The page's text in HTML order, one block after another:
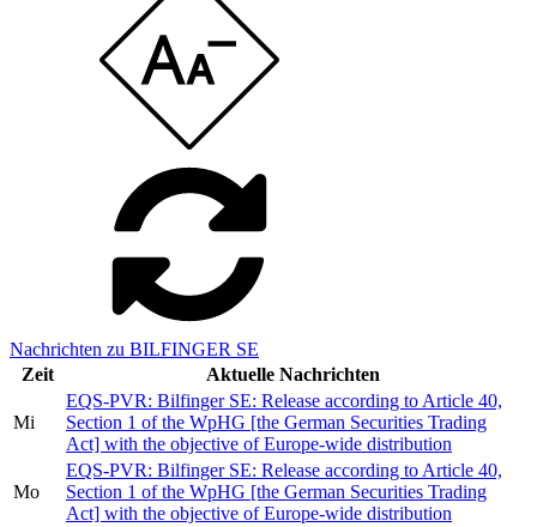
Nachrichten zu BILFINGER SE
Zeit
Aktuelle Nachrichten
Mi
EQS-PVR: Bilfinger SE: Release according to Article 40,
Section 1 of the WpHG [the German Securities Trading
Act] with the objective of Europe-wide distribution
Mo
EQS-PVR: Bilfinger SE: Release according to Article 40,
Section 1 of the WpHG [the German Securities Trading
Act] with the objective of Europe-wide distribution